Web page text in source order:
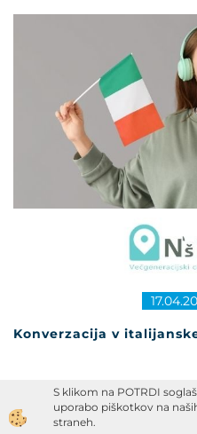
Konverzacija v
S klikom na POTRDI
uporabo piškotkov na
straneh.